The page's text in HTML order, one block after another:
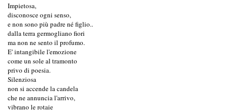
Impietosa,
disconosce ogni senso,
e non sono più padre né figlio..
dalla terra germogliano fiori
ma non ne sento il profumo.
E' intangibile l'emozione
come un sole al tramonto
privo di poesia.
Silenziosa
non si accende la candela
che ne annuncia l'arrivo,
vibrano le rotaie